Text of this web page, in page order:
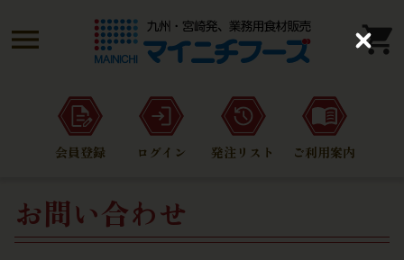
会員登録 ログイン 発注リスト ご利用案内
お問い合わせ
C